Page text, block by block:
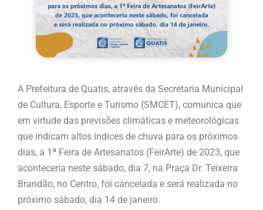
A Prefeitura de Quatis, através da Secretaria Municipal
de Cultura, Esporte e Turismo (SMCET), comunica que
em virtude das previsões climáticas e meteorológicas
que indicam altos índices de chuva para os próximos
dias, a 1ª Feira de Artesanatos (FeirArte) de 2023, que
aconteceria neste sábado, dia 7, na Praça Dr. Teixeira
Brandão, no Centro, foi cancelada e será realizada no
próximo sábado, dia 14 de janeiro.